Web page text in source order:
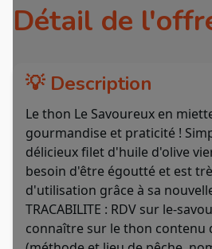
Détail de
💡 Description
Le thon Le Savoureux en
gourmandise et praticité !
délicieux filet d'huile d'olive
besoin d'être égoutté et est
d'utilisation grâce à sa
TRACABILITE : RDV sur le-
connaître sur le thon contenu